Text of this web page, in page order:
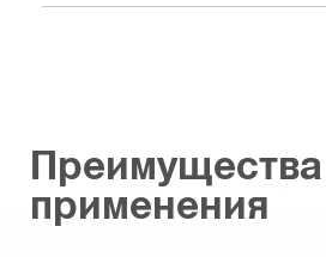
применения